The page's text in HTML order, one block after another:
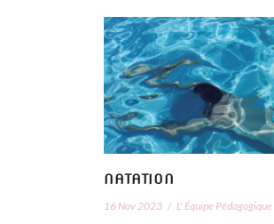
NATATION
16 Nov 2023 / L' Équipe Pédagogique